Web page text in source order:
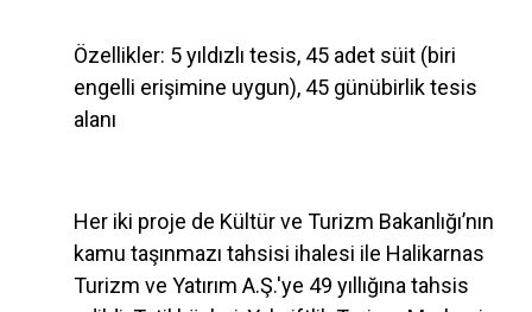
Özellikler: 5 yıldızlı tesis, 45 adet süit (biri
engelli erişimine uygun), 45 günübirlik tesis
alanı
Her iki proje de Kültür ve Turizm Bakanlığı’nın
kamu taşınmazı tahsisi ihalesi ile Halikarnas
Turizm ve Yatırım A.Ş.'ye 49 yıllığına tahsis